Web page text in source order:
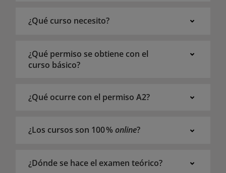
¿Qué curso necesito?
¿Qué permiso se obtiene con el
curso básico?
¿Qué ocurre con el permiso A2?
¿Los cursos son 100 % online?
¿Dónde se hace el examen teórico?